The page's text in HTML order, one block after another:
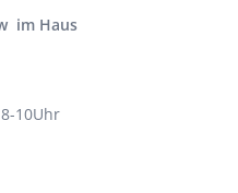
im Haus
10Uhr